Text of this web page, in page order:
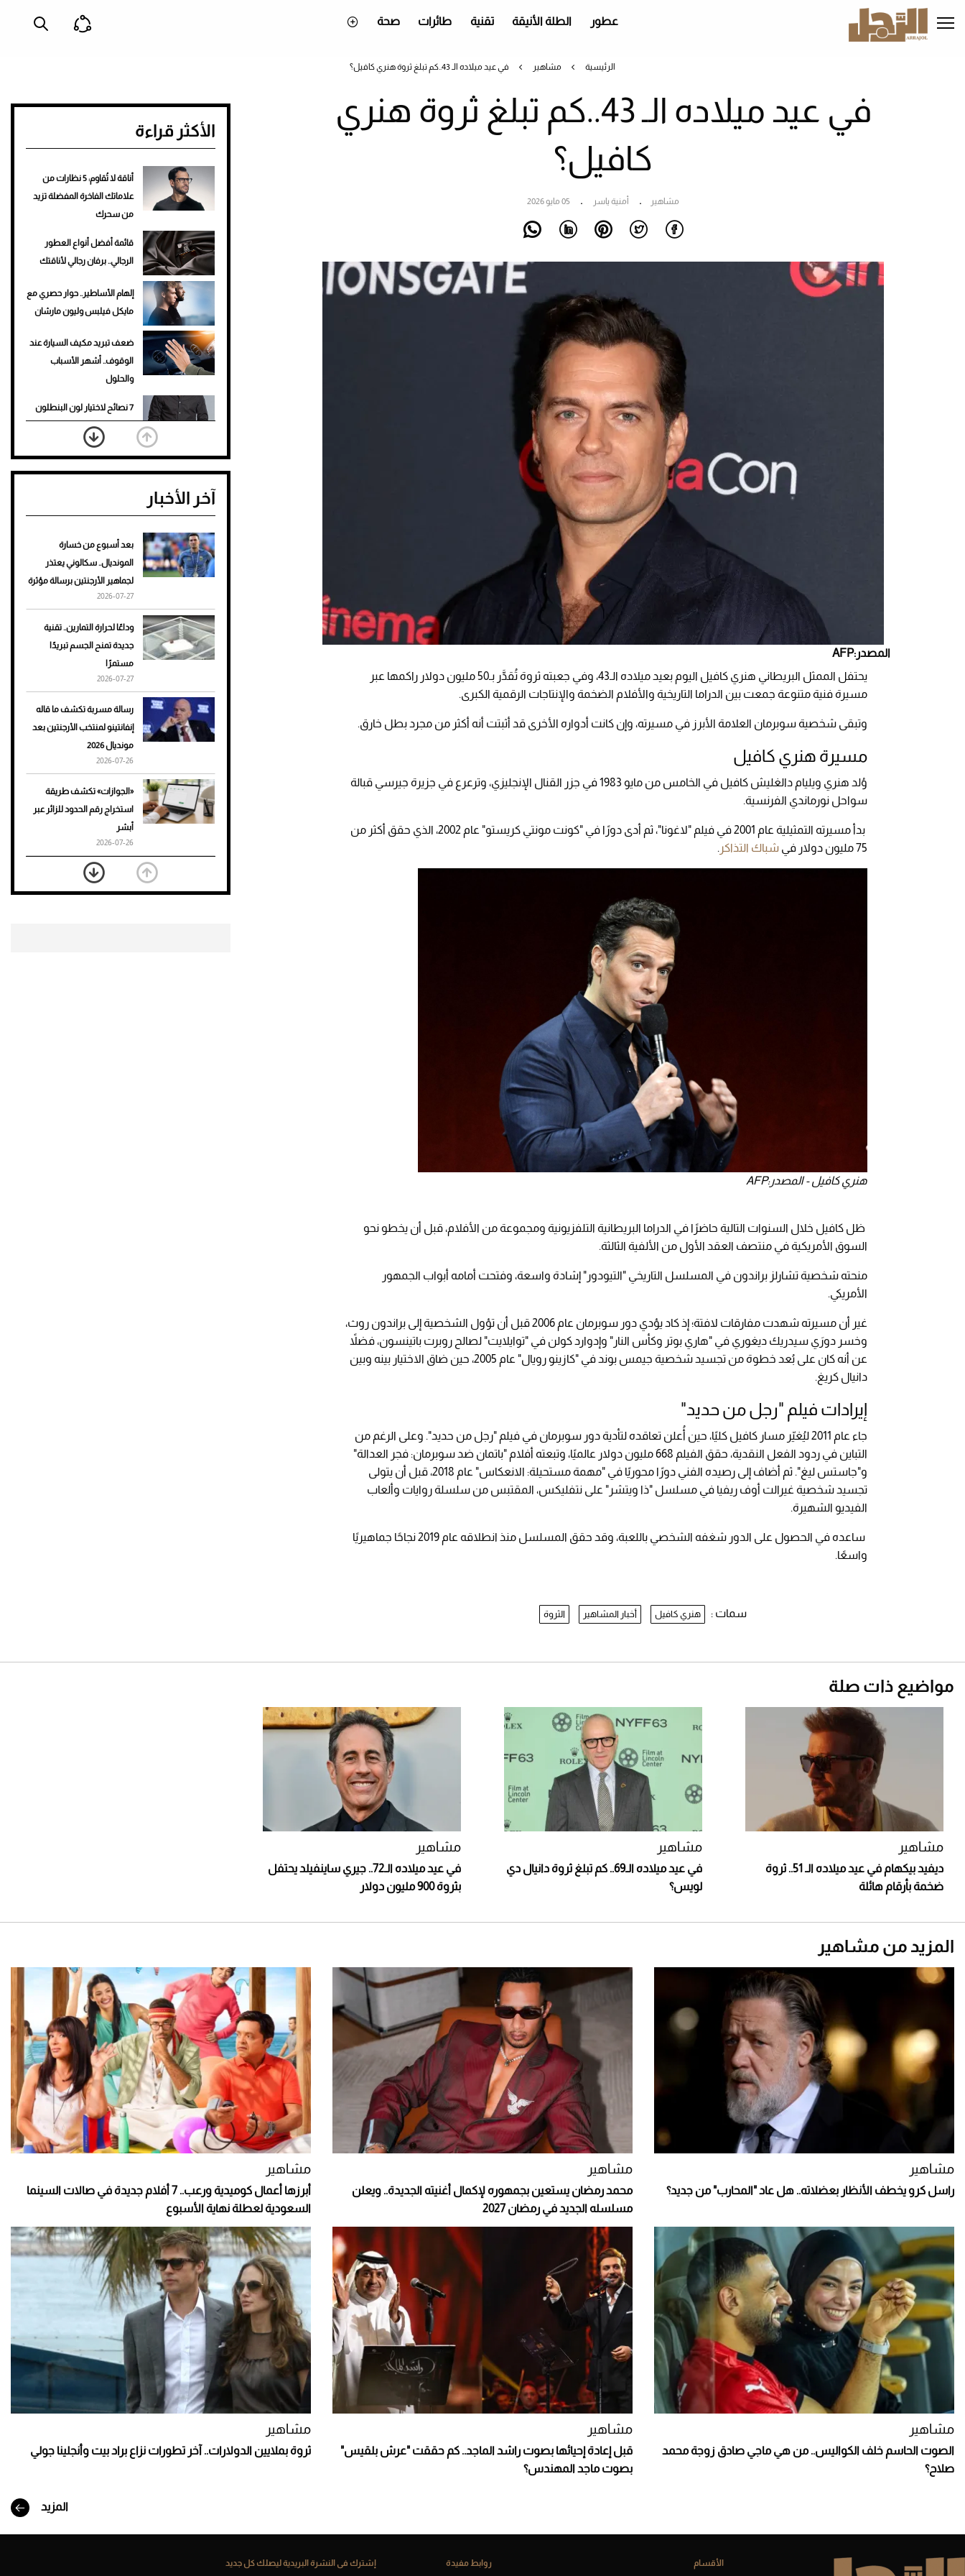
إلى
المحتوى
عطور الطلة الأنيقة تقنية طائرات صحة
الرئيسية مشاهير في عيد ميلاده الـ 43..كم تبلغ ثروة هنري كافيل؟
في عيد ميلاده الـ 43..كم تبلغ ثروة هنري
كافيل؟
مشاهير أمنية ياسر 05 مايو 2026
المصدر:AFP
يحتفل الممثل البريطاني هنري كافيل اليوم بعيد ميلاده الـ43، وفي جعبته ثروة تُقدَّر بـ50 مليون دولار راكمها عبر
مسيرة فنية متنوعة جمعت بين الدراما التاريخية والأفلام الضخمة والإنتاجات الرقمية الكبرى.
وتبقى شخصية سوبرمان العلامة الأبرز في مسيرته، وإن كانت أدواره الأخرى قد أثبتت أنه أكثر من مجرد بطل خارق.
مسيرة هنري كافيل
وُلد هنري ويليام دالغليش كافيل في الخامس من مايو 1983 في جزر القنال الإنجليزي، وترعرع في جزيرة جيرسي قبالة
سواحل نورماندي الفرنسية.
بدأ مسيرته التمثيلية عام 2001 في فيلم "لاغونا"، ثم أدى دورًا في "كونت مونتي كريستو" عام 2002، الذي حقق أكثر من
75 مليون دولار في
شباك التذاكر .
هنري كافيل - المصدر:AFP
ظل كافيل خلال السنوات التالية حاضرًا في الدراما البريطانية التلفزيونية ومجموعة من الأفلام، قبل أن يخطو نحو
السوق الأمريكية في منتصف العقد الأول من الألفية الثالثة.
منحته شخصية تشارلز براندون في المسلسل التاريخي "التيودور" إشادة واسعة، وفتحت أمامه أبواب الجمهور
الأمريكي.
غير أن مسيرته شهدت مفارقات لافتة؛ إذ كاد يؤدي دور سوبرمان عام 2006 قبل أن تؤول الشخصية إلى براندون روث،
وخسر دورَي سيدريك ديغوري في "هاري بوتر وكأس النار" وإدوارد كولن في "توايلايت" لصالح روبرت باتينسون، فضلاً
عن أنه كان على بُعد خطوة من تجسيد شخصية جيمس بوند في "كازينو رويال" عام 2005، حين ضاق الاختيار بينه وبين
دانيال كريغ.
إيرادات فيلم "رجل من حديد"
جاء عام 2011 ليُغيّر مسار كافيل كليًا، حين أُعلن تعاقده لتأدية دور سوبرمان في فيلم "رجل من حديد". وعلى الرغم من
التباين في ردود الفعل النقدية، حقق الفيلم 668 مليون دولار عالميًا، وتبعته أفلام "باتمان ضد سوبرمان: فجر العدالة"
و"جاستس ليغ". ثم أضاف إلى رصيده الفني دورًا محوريًا في "مهمة مستحيلة: الانعكاس" عام 2018، قبل أن يتولى
تجسيد شخصية غيرالت أوف ريفيا في مسلسل "ذا ويتشر" على نتفليكس، المقتبس من سلسلة روايات وألعاب
الفيديو الشهيرة.
ساعده في الحصول على الدور شغفه الشخصي باللعبة، وقد حقق المسلسل منذ انطلاقه عام 2019 نجاحًا جماهيريًا
واسعًا.
الأكثر قراءة
أناقة لا تُقاوم: 5 نظارات من
علاماتك الفاخرة المفضلة تزيد
من سحرك
قائمة أفضل أنواع العطور
الرجالي.. برفان رجالي لأناقتك
إلهام الأساطير.. حوار حصري مع
مايكل فيلبس وليون مارشان
ضعف تبريد مكيف السيارة عند
الوقوف.. أشهر الأسباب
والحلول
7 نصائح لاختيار لون البنطلون
المناسب للقميص الأسود
نرى المستقبل من خلال
تصميماتنا.. كيف حجزت 1886
تمنحك فخامة استثنائية
هوى الأبطال
أفضل تدريج للشعر الطويل
لإطلالة جريئة وعصرية
للرجال
آخر الأخبار
بعد أسبوع من خسارة
المونديال.. سكالوني يعتذر
لجماهير الأرجنتين برسالة مؤثرة
2026-07-27
وداعًا لحرارة التمارين.. تقنية
جديدة تمنح الجسم تبريدًا
مستمرًا
2026-07-27
رسالة مسربة تكشف ما قاله
إنفانتينو لمنتخب الأرجنتين بعد
مونديال 2026
2026-07-26
«الجوازات» تكشف طريقة
استخراج رقم الحدود للزائر عبر
أبشر
2026-07-26
بعد 7 أشهر من تعرضه لحادث
مروع.. جوشوا يفوز على برينغا
سمات : هنري كافيل أخبار المشاهير الثروة
مواضيع ذات صلة
مشاهير
ديفيد بيكهام في عيد ميلاده الـ 51.. ثروة
ضخمة بأرقام هائلة
مشاهير
في عيد ميلاده الـ69.. كم تبلغ ثروة دانيال دي
لويس؟
مشاهير
في عيد ميلاده الـ72.. جيري ساينفيلد يحتفل
بثروة 900 مليون دولار
المزيد من مشاهير
مشاهير
راسل كرو يخطف الأنظار بعضلاته.. هل عاد "المحارب" من جديد؟
مشاهير
محمد رمضان يستعين بجمهوره لإكمال أغنيته الجديدة.. ويعلن
مسلسله الجديد في رمضان 2027
مشاهير
أبرزها أعمال كوميدية ورعب.. 7 أفلام جديدة في صالات السينما
السعودية لعطلة نهاية الأسبوع
مشاهير
الصوت الحاسم خلف الكواليس.. من هي ماجي صادق زوجة محمد
صلاح؟
مشاهير
قبل إعادة إحيائها بصوت راشد الماجد.. كم حققت "عرش بلقيس"
بصوت ماجد المهندس؟
مشاهير
ثروة بملايين الدولارات.. آخر تطورات نزاع براد بيت وأنجلينا جولي
المزيد
الأقسام روابط مفيدة إشترك فى النشرة البريدية ليصلك كل جديد